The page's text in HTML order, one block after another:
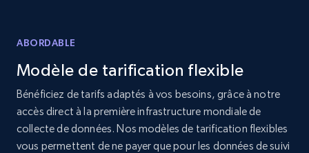
Amazon products global dataset -
Collecting products by keyword search
Title, Seller name, Brand, Description, Initial
price, Currency, Availability, Reviews count, and
more.
ABORDABLE
Modèle de tarification flexible
Bénéficiez de tarifs adaptés à vos besoins, grâce à notre
accès direct à la première infrastructure mondiale de
collecte de données. Nos modèles de tarification flexibles
vous permettent de ne payer que pour les données de suivi